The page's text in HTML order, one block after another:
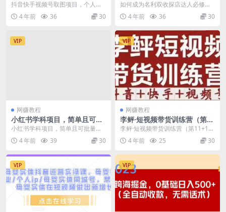
人工作室可批量操作，零成本
轻松日赚几百【保姆级教程】
抖音快手视频号取图项目，个人工
作室可批量操作，零成本轻松日赚
几百【保姆级教程】 ...
4 年前 36 30
修课，探店达人0-1落地转化
课程
如何成为名利双收探店达人必修
课，探店达人0-1落地转化课程 课
程大纲 1.认知模...
4 年前 36 30
VIP
网赚教程
小红书学科项目，简单且可批
量化的虚拟资源搞钱玩法，长
小红书学科项目，简单且可批量化
的虚拟资源搞钱玩法，长期可做，
日入300+ 这个项...
4 年前 39 30
VIP
网赚教程
李鲆·短视频带货训练营（第11
+12期+13期），手把手教你短
视频带货，听话照做，保证出
单
李鲆·短视频带货训练营（第11+12
期+13期），手把手教你短视频带
货，听话照做...
4 年前 25 30
VIP VIP